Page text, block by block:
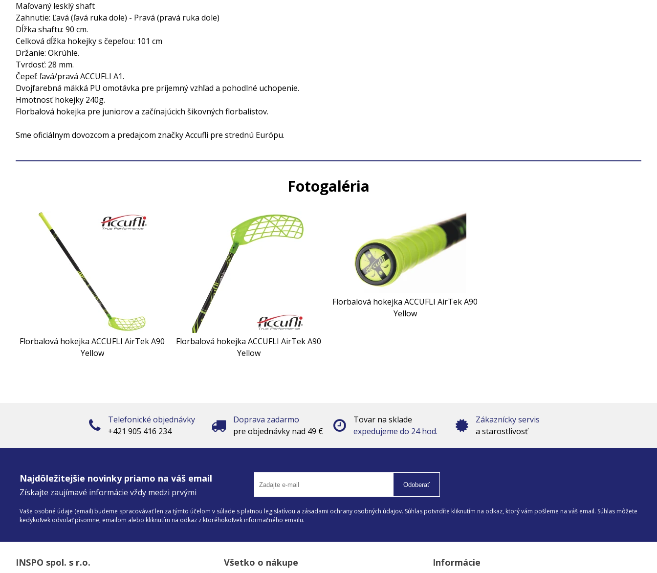
Maľovaný lesklý shaft
Zahnutie: Ľavá (ľavá ruka dole) - Pravá (pravá ruka dole)
Dĺžka shaftu: 90 cm.
Celková dĺžka hokejky s čepeľou: 101 cm
Držanie: Okrúhle.
Tvrdosť: 28 mm.
Čepeľ: ľavá/pravá ACCUFLI A1.
Dvojfarebná mäkká PU omotávka pre príjemný vzhľad a pohodlné uchopenie.
Hmotnosť hokejky 240g.
Florbalová hokejka pre juniorov a začínajúcich šikovných florbalistov.
Sme oficiálnym dovozcom a predajcom značky Accufli pre strednú Európu.
Fotogaléria
Florbalová hokejka ACCUFLI AirTek A90
Yellow
Florbalová hokejka ACCUFLI AirTek A90
Yellow
Florbalová hokejka ACCUFLI AirTek A90
Yellow
Telefonické objednávky
+421 905 416 234
Doprava zadarmo
pre objednávky nad 49 €
Tovar na sklade
expedujeme do 24 hod.
Zákaznícky servis
a starostlivosť
Najdôležitejšie novinky priamo na váš email
Získajte zaujímavé informácie vždy medzi prvými
Odoberať
Vaše osobné údaje (email) budeme spracovávať len za týmto účelom v súlade s platnou legislatívou a zásadami ochrany osobných údajov. Súhlas potvrdíte kliknutím na odkaz, ktorý vám pošleme na váš email. Súhlas môžete
kedykoľvek odvolať písomne, emailom alebo kliknutím na odkaz z ktoréhokoľvek informačného emailu.
INSPO spol. s r.o. Všetko o nákupe Informácie